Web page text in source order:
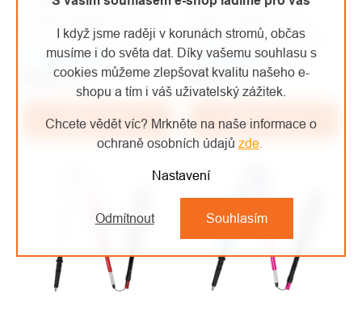
I když jsme raději v korunách stromů, občas
musíme i do světa dat. Díky vašemu souhlasu s
cookies můžeme zlepšovat kvalitu našeho e-
shopu a tím i váš uživatelský zážitek.
Chcete vědět víc? Mrkněte na naše informace o
ochraně osobních údajů zde.
Nastavení
Odmítnout Souhlasím
Na objednávku
483 Kč bez DPH
585 Kč/ ks
Do košíku
C.A.M.P. Carbon Mix
Plus.
Na objednávku
409 Kč bez DPH
495 Kč/ ks
Do košíku
trailové hole C.A.M.P. Sky
Carbon Plus.